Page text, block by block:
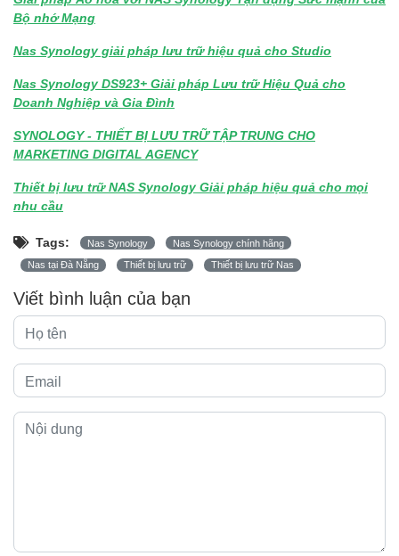
Bộ nhớ Mạng
Nas Synology giải pháp lưu trữ hiệu quả cho Studio
Nas Synology DS923+ Giải pháp Lưu trữ Hiệu Quả cho
Doanh Nghiệp và Gia Đình
SYNOLOGY - THIẾT BỊ LƯU TRỮ TẬP TRUNG CHO
MARKETING DIGITAL AGENCY
Thiết bị lưu trữ NAS Synology Giải pháp hiệu quả cho mọi
nhu cầu
Tags: Nas Synology Nas Synology chính hãng
Nas tại Đà Nẵng Thiết bị lưu trữ Thiết bị lưu trữ Nas
Viết bình luận của bạn